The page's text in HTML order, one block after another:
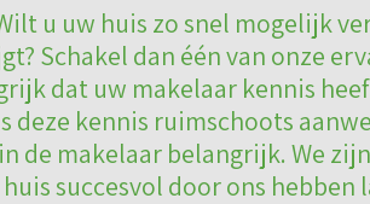
u uw huis zo snel mogelijk
Schakel dan één van onze
dat uw makelaar kennis
kennis ruimschoots
de makelaar belangrijk. We
succesvol door ons hebben